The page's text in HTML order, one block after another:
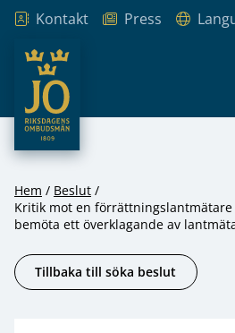
Hoppa till innehåll
Kontakt Press
JO – Riksdagens Ombudsmän
Hem
Beslut
Kritik mot en
bemöta ett överklagande av
Tillbaka till söka beslut